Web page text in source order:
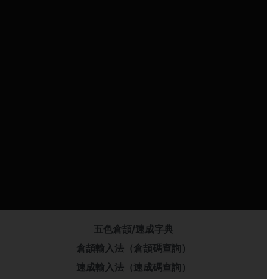
五色倉頡/速成字典
倉頡輸入法（倉頡碼查詢）
速成輸入法（速成碼查詢）